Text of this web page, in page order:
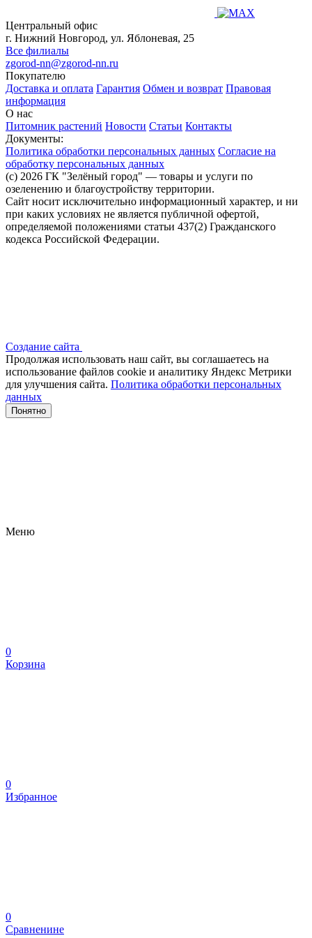
Центральный офис
г. Нижний Новгород, ул. Яблоневая, 25
Все филиалы
zgorod-nn@zgorod-nn.ru
Покупателю
Доставка и оплата Гарантия Обмен и возврат Правовая
информация
О нас
Питомник растений Новости Статьи Контакты
Документы:
Политика обработки персональных данных Согласие на
обработку персональных данных
(c) 2026 ГК "Зелёный город" — товары и услуги по
озеленению и благоустройству территории.
Сайт носит исключительно информационный характер, и ни
при каких условиях не является публичной офертой,
определяемой положениями статьи 437(2) Гражданского
кодекса Российской Федерации.
Создание сайта
Продолжая использовать наш сайт, вы соглашаетесь на
использование файлов сооkіе и аналитику Яндекс Метрики
для улучшения сайта. Политика обработки персональных
данных
Понятно
Меню
0
Корзина
0
Избранное
0
Сравненине